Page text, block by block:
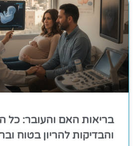
בריאות האם והעובר: כל
והבדיקות להריון בטוח